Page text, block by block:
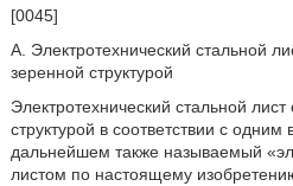
[0045]
A. Электротехнический стальной
зеренной структурой
Электротехнический стальной
структурой в соответствии с
дальнейшем также называемый
листом по настоящему